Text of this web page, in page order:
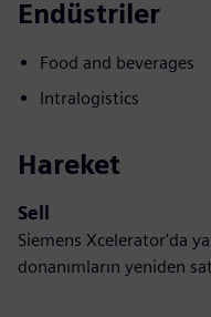
Endüstriler
Food and beverages
Intralogistics
Hareket
Sell
Siemens Xcelerator'da
donanımların yeniden